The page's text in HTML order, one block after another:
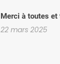
Merci à toutes et
22 mars 2025